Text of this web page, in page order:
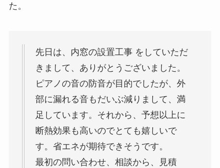
た。
先日は、内窓の設置工事 をしていただ
きまして、ありがとうございました。
ピアノの音の防音が目的でしたが、外
部に漏れる音もだいぶ減りまして、満
足しています。それから、予想以上に
断熱効果も高いのでとても嬉しいで
す。省エネが期待できそうです。
最初の問い合わせ、相談から、見積